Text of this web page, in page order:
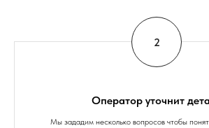
Оператор уточнит
Мы зададим несколько вопросов чтобы